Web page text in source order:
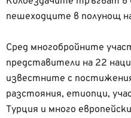
пешеходците в полунощ
Сред многобройните
представители на 22
известните с
разстояния, етиопци,
Турция и много